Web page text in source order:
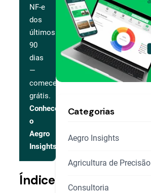
NF-e
dos
últimos
90
dias
—
comece
grátis.
Conhecer
o
Aegro
Insights
Índice
Categorias
Aegro Insights
Agricultura de Precisão
Consultoria